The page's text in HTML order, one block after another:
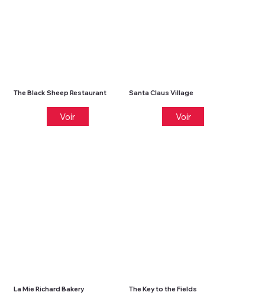
The Black Sheep Restaurant
Voir
Santa Claus Village
Voir
La Mie Richard Bakery The Key to the Fields